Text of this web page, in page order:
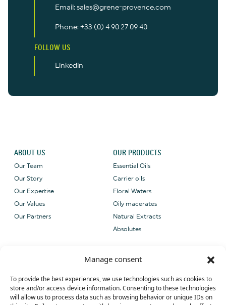
Manage consent
To provide the best experiences, we use technologies such as cookies to
store and/or access device information. Consenting to these technologies
will allow us to process data such as browsing behavior or unique IDs on
Email: sales@grene-provence.com
Phone: +33 (0) 4 90 27 09 40
FOLLOW US
Linkedin
ABOUT US
Our Team
Our Story
Our Expertise
Our Values
Our Partners
OUR PRODUCTS
Essential Oils
Carrier oils
Floral Waters
Oily macerates
Natural Extracts
Absolutes
Phone: +33 (0) 4 90 27 09 40
WhatsApp: +33 (0) 4 90 27 09 40